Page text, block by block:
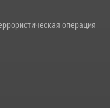
операция